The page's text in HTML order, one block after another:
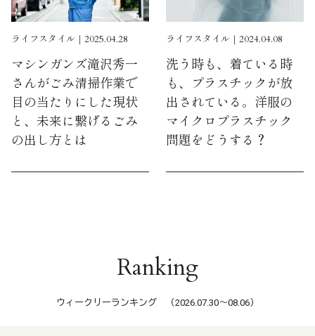
ライフスタイル｜2025.04.28
マシンガンズ滝沢秀一
さんがごみ清掃作業で
目の当たりにした現状
と、未来に繋げるごみ
の出し方とは
ライフスタイル｜2024.04.08
洗う時も、着ている時
も、プラスチックが放
出されている。洋服の
マイクロプラスチック
問題をどうする？
Ranking
ウィークリーランキング （2026.07.30〜08.06）